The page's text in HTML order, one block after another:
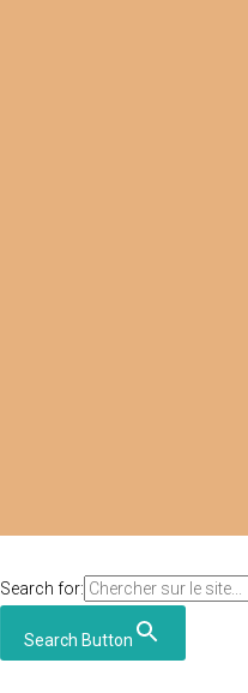
Search for:
Search Button